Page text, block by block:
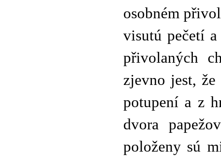
osobném
visutú pečetí
přivolaných
zjevno jest, že
potupení a z
dvora
položeny sú